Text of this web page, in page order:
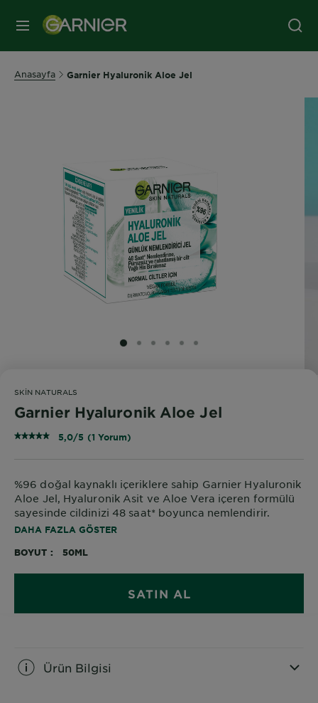
MENÜ
Anasayfa Garnier Hyaluronik Aloe Jel
SLIDE 1
SLIDE 2
SLIDE 3
SLIDE 4
SLIDE 5
SLIDE 6
SKIN NATURALS
Garnier Hyaluronik Aloe Jel
5,0/5 (1 Yorum)
%96 doğal kaynaklı içeriklere sahip Garnier Hyaluronik
Aloe Jel, Hyaluronik Asit ve Aloe Vera içeren formülü
sayesinde cildinizi 48 saat* boyunca nemlendirir.
Ferahlatıcı jel dokusu sayesinde kolayca uygulanır ve
DAHA FAZLA GÖSTER
BOYUT 50ML
SATIN AL
Ürün Bilgisi